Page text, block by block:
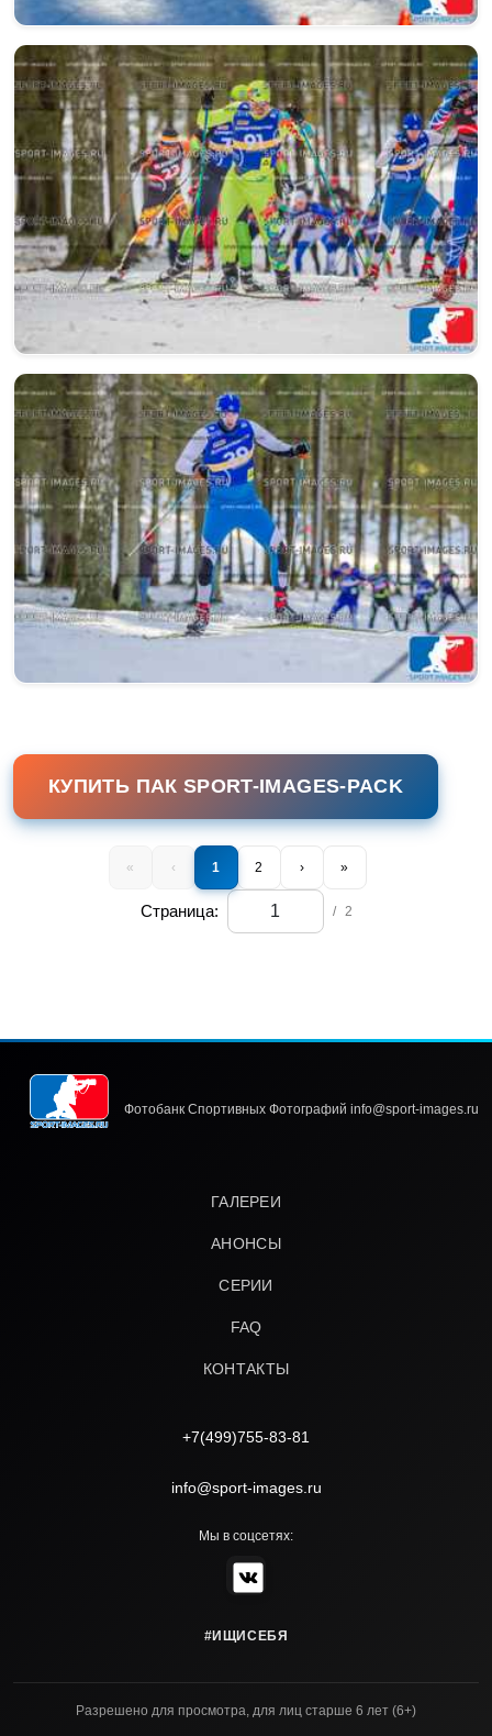
КУПИТЬ ПАК SPORT-IMAGES-PACK
« ‹ 1 2 › »
Страница: / 2
Фотобанк Спортивных Фотографий info@sport-images.ru
ГАЛЕРЕИ
АНОНСЫ
СЕРИИ
FAQ
КОНТАКТЫ
+7(499)755-83-81
info@sport-images.ru
Мы в соцсетях:
#ИЩИСЕБЯ
Разрешено для просмотра, для лиц старше 6 лет (6+)